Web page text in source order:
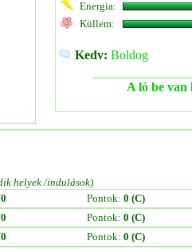
Energia:
Küllem:
Kedv: Boldog
A ló be van
helyek /indulások)
0 Pontok: 0 (C)
0 Pontok: 0 (C)
0 Pontok: 0 (C)